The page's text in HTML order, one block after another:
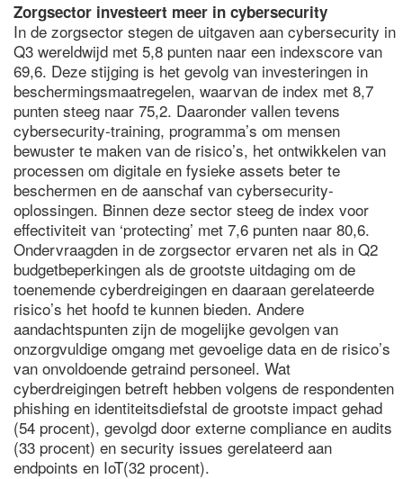
Zorgsector investeert meer in cybersecurity
In de zorgsector stegen de uitgaven aan cybersecurity in
Q3 wereldwijd met 5,8 punten naar een indexscore van
69,6. Deze stijging is het gevolg van investeringen in
beschermingsmaatregelen, waarvan de index met 8,7
punten steeg naar 75,2. Daaronder vallen tevens
cybersecurity-training, programma’s om mensen
bewuster te maken van de risico’s, het ontwikkelen van
processen om digitale en fysieke assets beter te
beschermen en de aanschaf van cybersecurity-
oplossingen. Binnen deze sector steeg de index voor
effectiviteit van ‘protecting’ met 7,6 punten naar 80,6.
Ondervraagden in de zorgsector ervaren net als in Q2
budgetbeperkingen als de grootste uitdaging om de
toenemende cyberdreigingen en daaraan gerelateerde
risico’s het hoofd te kunnen bieden. Andere
aandachtspunten zijn de mogelijke gevolgen van
onzorgvuldige omgang met gevoelige data en de risico’s
van onvoldoende getraind personeel. Wat
cyberdreigingen betreft hebben volgens de respondenten
phishing en identiteitsdiefstal de grootste impact gehad
(54 procent), gevolgd door externe compliance en audits
(33 procent) en security issues gerelateerd aan
endpoints en IoT(32 procent).